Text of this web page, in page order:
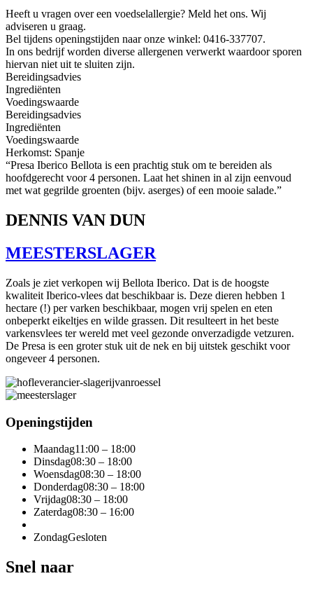
Heeft u vragen over een voedselallergie? Meld het ons. Wij
adviseren u graag.
Bel tijdens openingstijden naar onze winkel: 0416-337707.
In ons bedrijf worden diverse allergenen verwerkt waardoor sporen
hiervan niet uit te sluiten zijn.
Bereidingsadvies
Ingrediënten
Voedingswaarde
Bereidingsadvies
Ingrediënten
Voedingswaarde
Herkomst: Spanje
“Presa Iberico Bellota is een prachtig stuk om te bereiden als
hoofdgerecht voor 4 personen. Laat het shinen in al zijn eenvoud
met wat gegrilde groenten (bijv. aserges) of een mooie salade.”
DENNIS VAN DUN
MEESTERSLAGER
Zoals je ziet verkopen wij Bellota Iberico. Dat is de hoogste
kwaliteit Iberico-vlees dat beschikbaar is. Deze dieren hebben 1
hectare (!) per varken beschikbaar, mogen vrij spelen en eten
onbeperkt eikeltjes en wilde grassen. Dit resulteert in het beste
varkensvlees ter wereld met veel gezonde onverzadigde vetzuren.
De Presa is een groter stuk uit de nek en bij uitstek geschikt voor
ongeveer 4 personen.
Openingstijden
Maandag11:00 – 18:00
Dinsdag08:30 – 18:00
Woensdag08:30 – 18:00
Donderdag08:30 – 18:00
Vrijdag08:30 – 18:00
Zaterdag08:30 – 16:00
ZondagGesloten
Snel naar